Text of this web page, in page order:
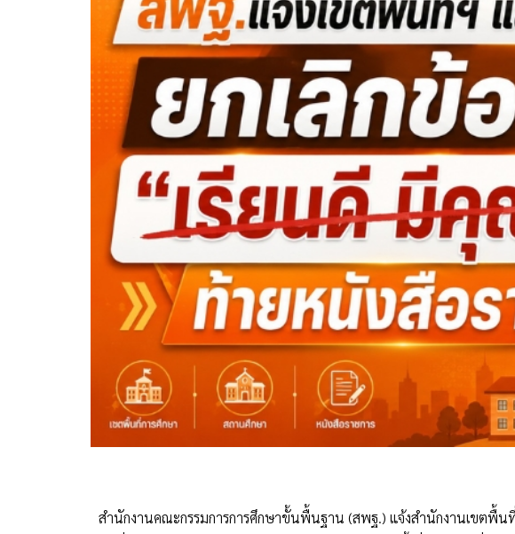
สำนักงานคณะกรรมการการศึกษาขั้นพื้นฐาน (สพฐ.) แจ้งสำนักงานเขตพื้น